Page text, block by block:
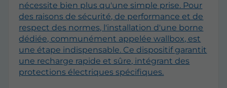
nécessite bien plus qu'une simple prise. Pour
des raisons de sécurité, de performance et de
respect des normes, l'installation d'une borne
dédiée, communément appelée wallbox, est
une étape indispensable. Ce dispositif garantit
une recharge rapide et sûre, intégrant des
protections électriques spécifiques.